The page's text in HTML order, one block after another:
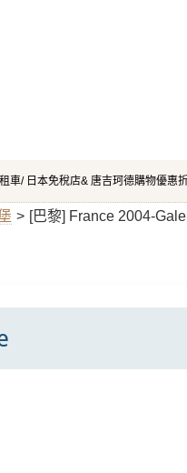
車/ 日本免稅店& 唐吉珂德購物優惠
> [巴黎] France 2004-